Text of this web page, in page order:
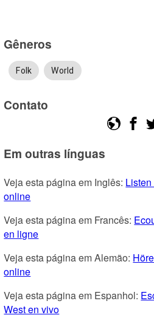
Gêneros
Folk World
Contato
Em outras línguas
Veja esta página em Inglês:
online
Veja esta página em Francês:
en ligne
Veja esta página em Alemão:
online
Veja esta página em Espanhol:
West en vivo